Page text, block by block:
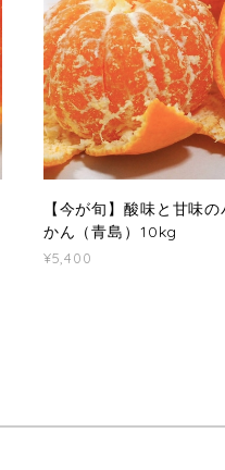
【今が旬】酸味と甘味
かん（青島）10kg
¥5,400